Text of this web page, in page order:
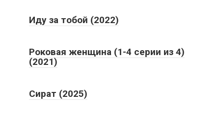
Иду за тобой (2022)
Роковая женщина (1-4 серии из 4)
(2021)
Сират (2025)